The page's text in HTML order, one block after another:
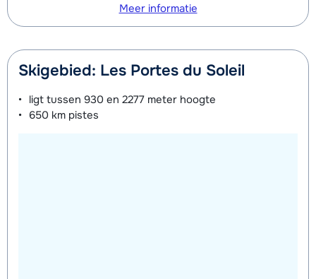
Meer informatie
Skigebied: Les Portes du Soleil
ligt tussen 930 en 2277 meter hoogte
650 km pistes